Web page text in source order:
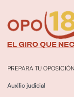
PREPARA TU OPOSICIÓN
Auxilio judicial